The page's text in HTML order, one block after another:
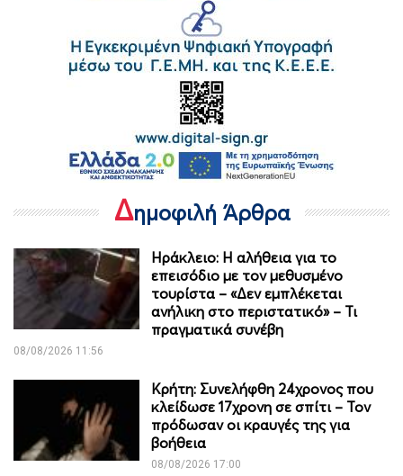
Δημοφιλή Άρθρα
Ηράκλειο: Η αλήθεια για το
επεισόδιο με τον μεθυσμένο
τουρίστα – «Δεν εμπλέκεται
ανήλικη στο περιστατικό» – Τι
πραγματικά συνέβη
08/08/2026 11:56
Κρήτη: Συνελήφθη 24χρονος που
κλείδωσε 17χρονη σε σπίτι – Τον
πρόδωσαν οι κραυγές της για
βοήθεια
08/08/2026 17:00